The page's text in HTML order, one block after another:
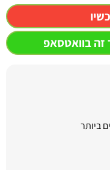
זה בוואטסאפ
ביותר